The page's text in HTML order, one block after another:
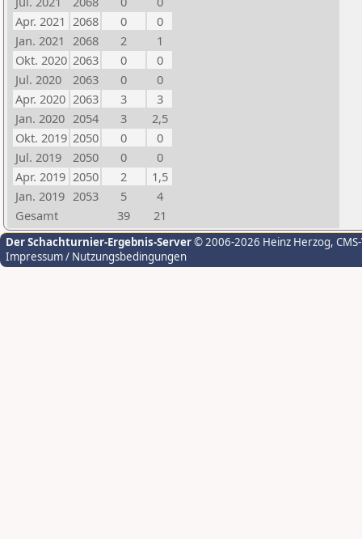
Apr. 2021 2068 0
0
Jan. 2021 2068 2
1
Okt. 2020 2063 0
0
Jul. 2020
2063 0
0
Apr. 2020 2063 3
3
Jan. 2020 2054 3
2,5
Okt. 2019 2050 0
0
Jul. 2019
2050 0
0
Apr. 2019 2050 2
1,5
Jan. 2019 2053 5
4
Gesamt
39 21
Der Schachturnier-Ergebnis-Server© 2006-2026 Heinz Herzog,
Impressum / Nutzungsbedingungen